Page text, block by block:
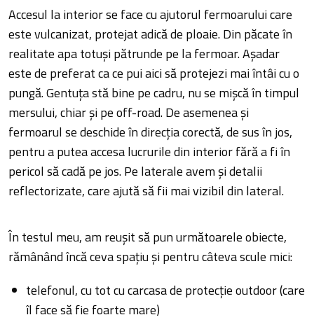
Accesul la interior se face cu ajutorul fermoarului care
este vulcanizat, protejat adică de ploaie. Din păcate în
realitate apa totuși pătrunde pe la fermoar. Așadar
este de preferat ca ce pui aici să protejezi mai întâi cu o
pungă. Gentuța stă bine pe cadru, nu se mișcă în timpul
mersului, chiar și pe off-road. De asemenea și
fermoarul se deschide în direcția corectă, de sus în jos,
pentru a putea accesa lucrurile din interior fără a fi în
pericol să cadă pe jos. Pe laterale avem și detalii
reflectorizate, care ajută să fii mai vizibil din lateral.
În testul meu, am reușit să pun următoarele obiecte,
rămânând încă ceva spațiu și pentru câteva scule mici:
telefonul, cu tot cu carcasa de protecție outdoor (care
îl face să fie foarte mare)